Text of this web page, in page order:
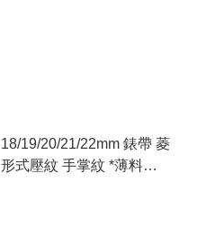
18/19/20/21/22mm 錶帶 菱
形式壓紋 手掌紋 *薄料